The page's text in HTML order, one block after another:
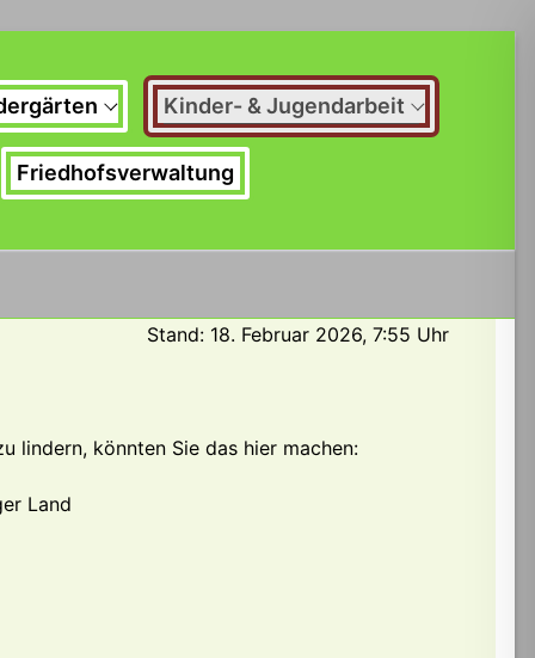
Kinder- & Jugendarbeit
Friedhofsverwaltung
Stand: 18. Februar 2026, 7:55 Uhr
lindern, könnten Sie das hier machen:
Land